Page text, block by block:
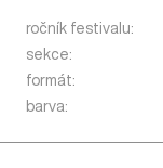
ročník festivalu:
sekce:
formát:
barva: